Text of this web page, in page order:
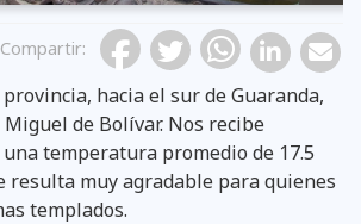
Compartir:
hacia el sur de Guaranda,
de Bolívar. Nos recibe
temperatura promedio de 17.5
resulta muy agradable para quienes
templados.